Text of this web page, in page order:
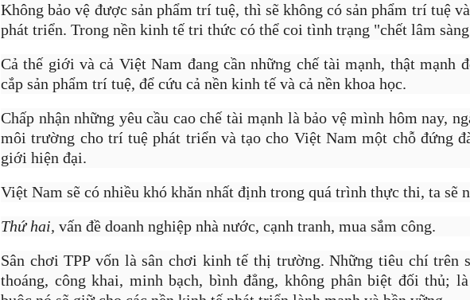
Không bảo vệ được sản phẩm trí tuệ, thì sẽ không có sản phẩm trí tuệ
phát triển. Trong nền kinh tế tri thức có thể coi tình trạng "chết lâm
Cả thế giới và cả Việt Nam đang cần những chế tài mạnh, thật mạnh
cắp sản phẩm trí tuệ, để cứu cả nền kinh tế và cả nền khoa học.
Chấp nhận những yêu cầu cao chế tài mạnh là bảo vệ mình hôm nay,
môi trường cho trí tuệ phát triển và tạo cho Việt Nam một chỗ đứng
giới hiện đại.
Việt Nam sẽ có nhiều khó khăn nhất định trong quá trình thực thi, ta sẽ
Thứ hai, vấn đề doanh nghiệp nhà nước, cạnh tranh, mua sắm công.
Sân chơi TPP vốn là sân chơi kinh tế thị trường. Những tiêu chí trên
thoáng, công khai, minh bạch, bình đẳng, không phân biệt đối thủ;